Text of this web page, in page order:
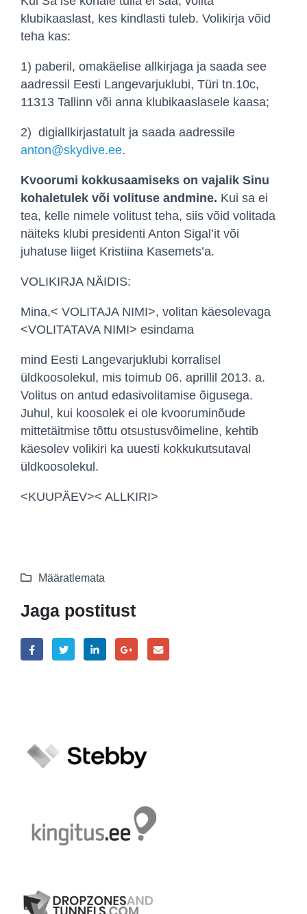
klubikaaslast, kes kindlasti tuleb. Volikirja võid
teha kas:
1) paberil, omakäelise allkirjaga ja saada see
aadressil Eesti Langevarjuklubi, Türi tn.10c,
11313 Tallinn või anna klubikaaslasele kaasa;
2) digiallkirjastatult ja saada aadressile
anton@skydive.ee.
Kvoorumi kokkusaamiseks on vajalik Sinu
kohaletulek või volituse andmine. Kui sa ei
tea, kelle nimele volitust teha, siis võid volitada
näiteks klubi presidenti Anton Sigal’it või
juhatuse liiget Kristiina Kasemets’a.
VOLIKIRJA NÄIDIS:
Mina,< VOLITAJA NIMI>, volitan käesolevaga
<VOLITATAVA NIMI> esindama
mind Eesti Langevarjuklubi korralisel
üldkoosolekul, mis toimub 06. aprillil 2013. a.
Volitus on antud edasivolitamise õigusega.
Juhul, kui koosolek ei ole kvooruminõude
mittetäitmise tõttu otsustusvõimeline, kehtib
käesolev volikiri ka uuesti kokkukutsutaval
üldkoosolekul.
<KUUPÄEV>< ALLKIRI>
Määratlemata
Jaga postitust